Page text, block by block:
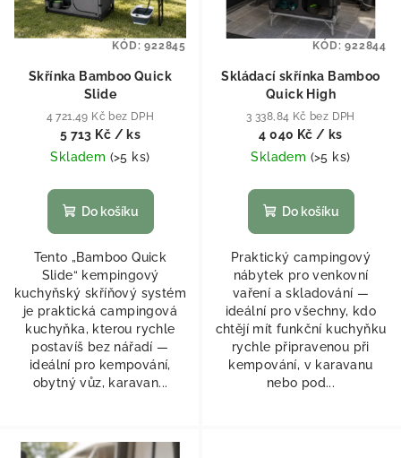
Skřínka Bamboo Quick
Slide
4 721,49 Kč bez DPH
5 713 Kč / ks
Skladem (>5 ks)
Do košíku
Tento „Bamboo Quick
Slide“ kempingový
kuchyňský skříňový systém
je praktická campingová
kuchyňka, kterou rychle
postavíš bez nářadí —
ideální pro kempování,
obytný vůz, karavan...
KÓD:922845
Skládací skřínka Bamboo
Quick High
3 338,84 Kč bez DPH
4 040 Kč / ks
Skladem (>5 ks)
Do košíku
Praktický campingový
nábytek pro venkovní
vaření a skladování —
ideální pro všechny, kdo
chtějí mít funkční kuchyňku
rychle připravenou při
kempování, v karavanu
nebo pod...
KÓD:922844